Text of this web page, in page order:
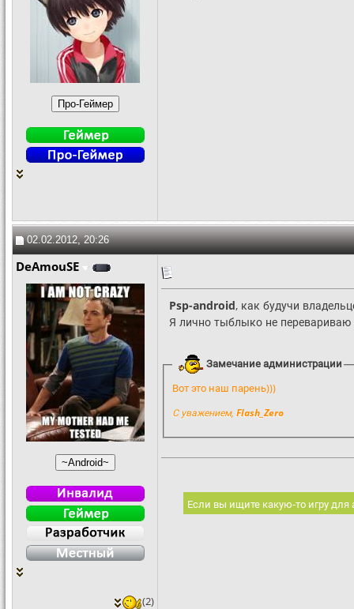
02.02.2012, 20:26
DeAmouSE
Psp-android, как будучи
Я лично тыблыко не
Замечание администрации
Вот это наш парень)))
С уважением, Flash_Zero
Если вы ищите какую-то игру
(2)